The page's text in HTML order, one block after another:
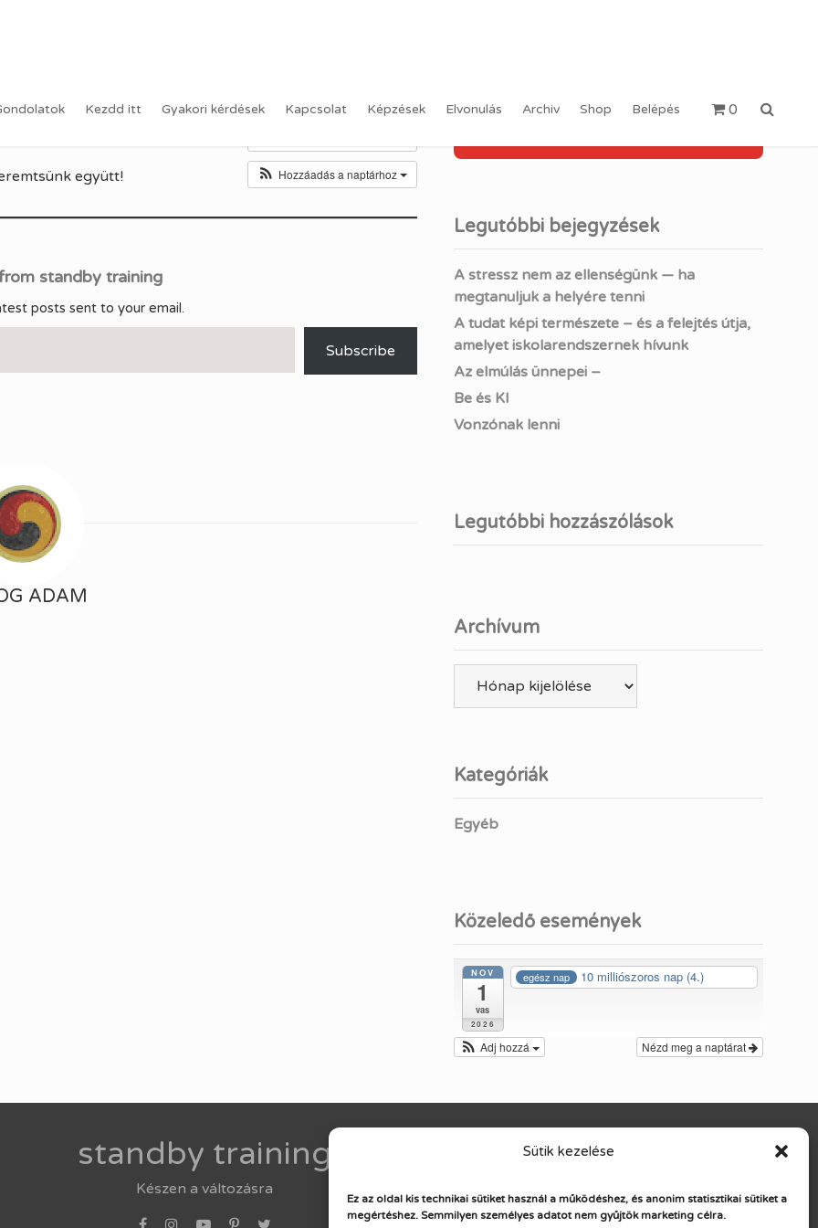
Sütik kezelése
Ez az oldal kis technikai sütiket használ a működéshez, és anonim statisztikai sütiket a
megértéshez. Semmilyen személyes adatot nem gyűjtök marketing célra.
Kezdd itt Gyakori kérdések Kapcsolat Képzések Elvonulás Archiv Shop Belépés 0
BALOG ADAM
KÖZZÉTÉTEL
IDEJE2026.03.29.
KATEGÓRIÁK:
Hozzáadás a naptárhoz
együtt!
standby training
posts sent to your email.
Subscribe
ADAM
Legutóbbi bejegyzések
A stressz nem az ellenségünk — ha
megtanuljuk a helyére tenni
A tudat képi természete – és a felejtés útja,
amelyet iskolarendszernek hívunk
Az elmúlás ünnepei –
Be és KI
Vonzónak lenni
Legutóbbi hozzászólások
Archívum
Kategóriák
Egyéb
Közeledő események
NOV
1
vas
2026
egész nap 10 milliószoros nap (4.)
Nézd meg a naptárat
Adj hozzá
standby training
Készen a változásra